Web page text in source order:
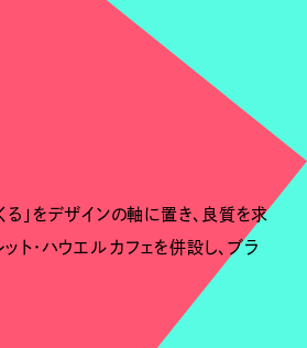
」をデザインの軸に置き、良質を求
・ハウエル カフェを併設し、ブラ